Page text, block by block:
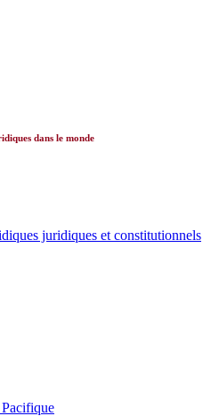
dans le monde
juridiques et constitutionnels